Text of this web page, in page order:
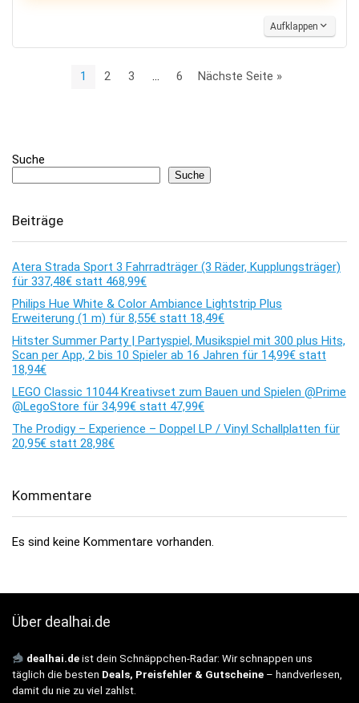
Aufklappen
1 2 3 … 6 Nächste Seite »
Suche
Suche
Beiträge
Atera Strada Sport 3 Fahrradträger (3 Räder, Kupplungsträger)
für 337,48€ statt 468,99€
Philips Hue White & Color Ambiance Lightstrip Plus
Erweiterung (1 m) für 8,55€ statt 18,49€
Hitster Summer Party | Partyspiel, Musikspiel mit 300 plus Hits,
Scan per App, 2 bis 10 Spieler ab 16 Jahren für 14,99€ statt
18,94€
LEGO Classic 11044 Kreativset zum Bauen und Spielen @Prime
@LegoStore für 34,99€ statt 47,99€
The Prodigy – Experience – Doppel LP / Vinyl Schallplatten für
20,95€ statt 28,98€
Kommentare
Es sind keine Kommentare vorhanden.
Über dealhai.de
dealhai.de ist dein Schnäppchen-Radar: Wir schnappen uns
täglich die besten Deals, Preisfehler & Gutscheine – handverlesen,
damit du nie zu viel zahlst.